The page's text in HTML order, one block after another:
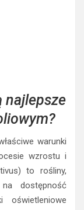
warunki
wzrostu i
to rośliny,
dostępność
oświetleniowe
W niniejszym